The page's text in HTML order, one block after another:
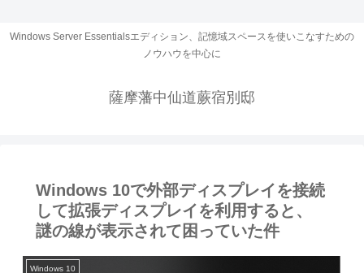
Windows Server Essentialsエディション、記憶域スペースを使いこなすための
ノウハウを中心に
薩摩藩中仙道蕨宿別邸
Windows 10で外部ディスプレイを接続
して拡張ディスプレイを利用すると、
謎の線が表示されて困っていた件
Windows 10